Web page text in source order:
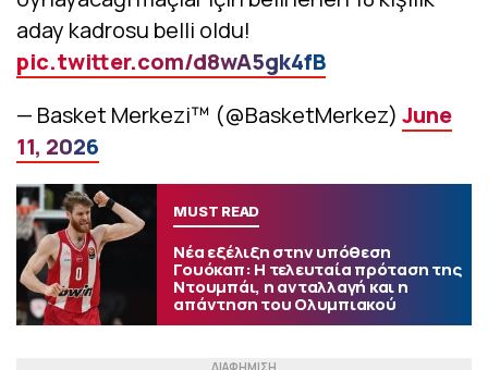
aday kadrosu belli oldu!
pic.twitter.com/d8wA5gk4fB
— Basket Merkezi™ (@BasketMerkez) June
11, 2026
MUST READ
Νέα εξέλιξη στην υπόθεση
Γουόκαπ: Η τελευταία πρόταση της
Ντουμπάι, η ανταλλαγή και η
απάντηση του Ολυμπιακού